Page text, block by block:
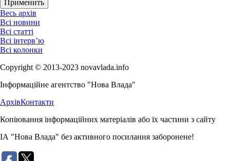
Весь архів
Всі новини
Всі статті
Всі інтерв’ю
Всі колонки
Copyright © 2013-2023 novavlada.info
Інформаційне агентство "Нова Влада"
АрхівКонтакти
Копіювання інформаційних матеріалів або їх частини з сайту
ІА "Нова Влада" без активного посилання заборонене!